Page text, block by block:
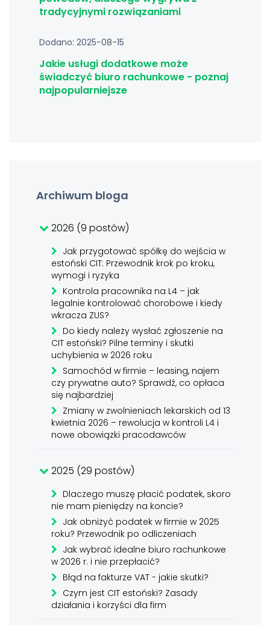
tradycyjnymi rozwiązaniami
Dodano: 2025-08-15
Jakie usługi dodatkowe może
świadczyć biuro rachunkowe - poznaj
najpopularniejsze
Archiwum bloga
2026 (9 postów)
Jak przygotować spółkę do wejścia w
estoński CIT: Przewodnik krok po kroku,
wymogi i ryzyka
Kontrola pracownika na L4 – jak
legalnie kontrolować chorobowe i kiedy
wkracza ZUS?
Do kiedy należy wysłać zgłoszenie na
CIT estoński? Pilne terminy i skutki
uchybienia w 2026 roku
Samochód w firmie – leasing, najem
czy prywatne auto? Sprawdź, co opłaca
się najbardziej
Zmiany w zwolnieniach lekarskich od 13
kwietnia 2026 – rewolucja w kontroli L4 i
nowe obowiązki pracodawców
2025 (29 postów)
Dlaczego muszę płacić podatek, skoro
nie mam pieniędzy na koncie?
Jak obniżyć podatek w firmie w 2025
roku? Przewodnik po odliczeniach
Jak wybrać idealne biuro rachunkowe
w 2026 r. i nie przepłacić?
Błąd na fakturze VAT - jakie skutki?
Czym jest CIT estoński? Zasady
działania i korzyści dla firm